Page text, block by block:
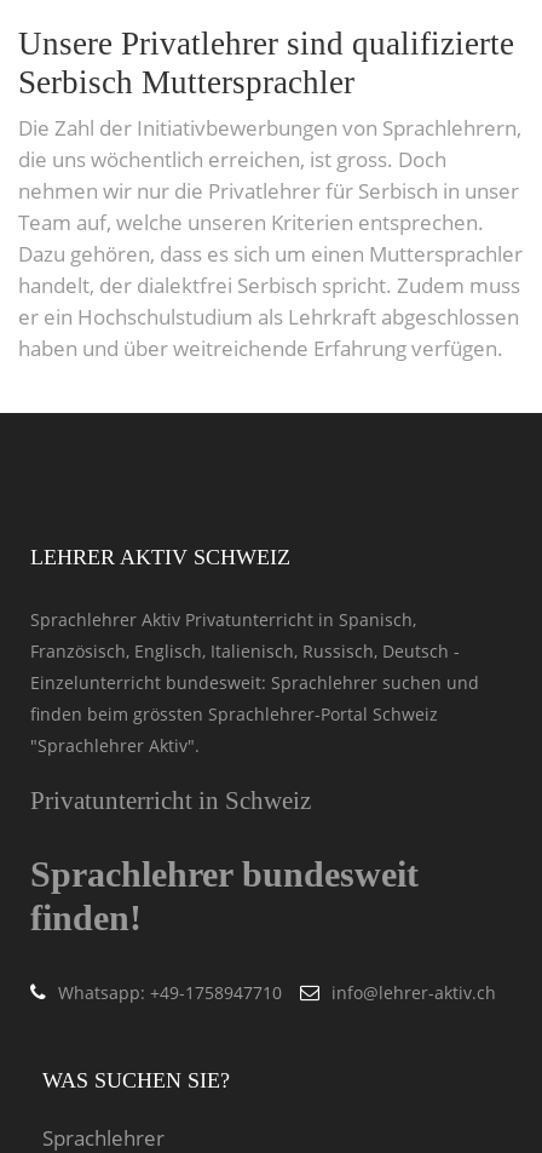
Unsere Privatlehrer sind qualifizierte
Serbisch Muttersprachler
Die Zahl der Initiativbewerbungen von Sprachlehrern,
die uns wöchentlich erreichen, ist gross. Doch
nehmen wir nur die Privatlehrer für Serbisch in unser
Team auf, welche unseren Kriterien entsprechen.
Dazu gehören, dass es sich um einen Muttersprachler
handelt, der dialektfrei Serbisch spricht. Zudem muss
er ein Hochschulstudium als Lehrkraft abgeschlossen
haben und über weitreichende Erfahrung verfügen.
LEHRER AKTIV SCHWEIZ
Sprachlehrer Aktiv Privatunterricht in Spanisch,
Französisch, Englisch, Italienisch, Russisch, Deutsch -
Einzelunterricht bundesweit: Sprachlehrer suchen und
finden beim grössten Sprachlehrer-Portal Schweiz
"Sprachlehrer Aktiv".
Privatunterricht in Schweiz
Sprachlehrer bundesweit
finden!
Whatsapp: ‭+49-1758947710 info@lehrer-aktiv.ch
WAS SUCHEN SIE?
Sprachlehrer